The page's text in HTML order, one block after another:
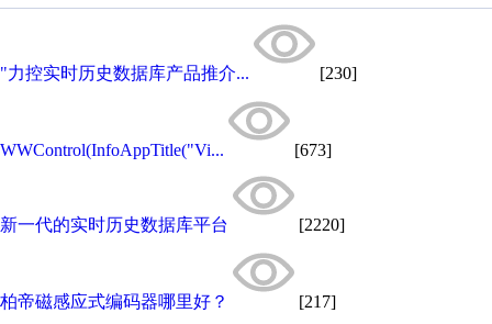
"力控实时历史数据库产品推介... [230]
WWControl(InfoAppTitle("Vi... [673]
新一代的实时历史数据库平台 [2220]
柏帝磁感应式编码器哪里好？ [217]